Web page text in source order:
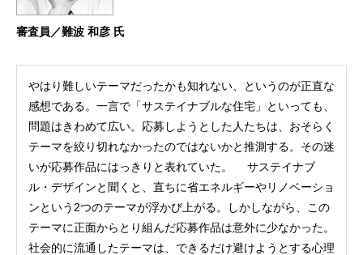
審査員／難波 和彦 氏
やはり難しいテーマだったかも知れない、というのが正直な
感想である。一言で「サステイナブルな住宅」といっても、
問題はきわめて広い。応募しようとした人たちは、おそらく
テーマを絞り切れなかったのではないかと推測する。その迷
いが応募作品にはっきりと表れていた。 サステイナブ
ル・デザインと聞くと、直ちに省エネルギーやリノベーショ
ンという2つのテーマが浮かび上がる。しかしながら、この
テーマに正面からとり組んだ応募作品は意外に少なかった。
社会的に流通したテーマは、できるだけ避けようとする心理